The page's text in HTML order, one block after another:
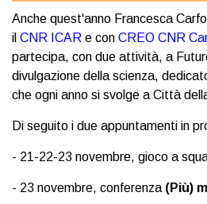
Anche quest'anno Francesca
il CNR ICAR e con CREO CNR
partecipa, con due attività, a
divulgazione della scienza,
che ogni anno si svolge a Città
Di seguito i due appuntamenti in
- 21-22-23 novembre, gioco a
- 23 novembre, conferenza (Più)